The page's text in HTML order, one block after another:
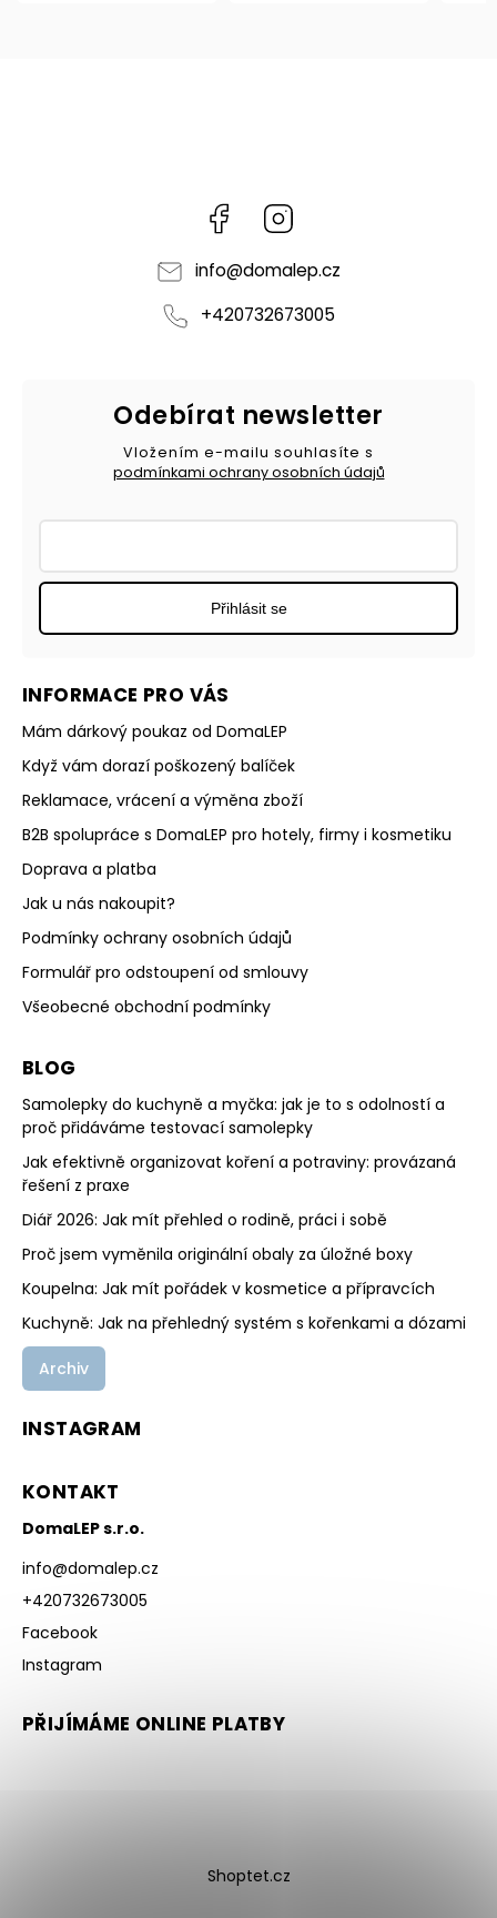
Facebook
info@domalep.cz
+420732673005
INFORMACE PRO VÁS
Mám dárkový poukaz od DomaLEP
Když vám dorazí poškozený balíček
Reklamace, vrácení a výměna zboží
B2B spolupráce s DomaLEP pro hotely, firmy i kosmetiku
Doprava a platba
Jak u nás nakoupit?
Podmínky ochrany osobních údajů
Formulář pro odstoupení od smlouvy
Všeobecné obchodní podmínky
BLOG
Samolepky do kuchyně a myčka: jak je to s odolností a
proč přidáváme testovací samolepky
Jak efektivně organizovat koření a potraviny: provázaná
řešení z praxe
Diář 2026: Jak mít přehled o rodině, práci i sobě
Proč jsem vyměnila originální obaly za úložné boxy
Koupelna: Jak mít pořádek v kosmetice a přípravcích
Kuchyně: Jak na přehledný systém s kořenkami a dózami
Archiv
Odebírat newsletter
Vložením e-mailu souhlasíte s
podmínkami ochrany osobních údajů
Přihlásit se
INSTAGRAM
KONTAKT
DomaLEP s.r.o.
info@domalep.cz
+420732673005
Facebook
Instagram
PŘIJÍMÁME ONLINE PLATBY
Shoptet.cz